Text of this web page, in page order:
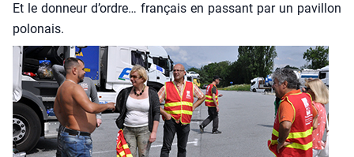
Et le don­neur d’ordre… fran­çais en pas­sant par un pavillon
polo­nais.